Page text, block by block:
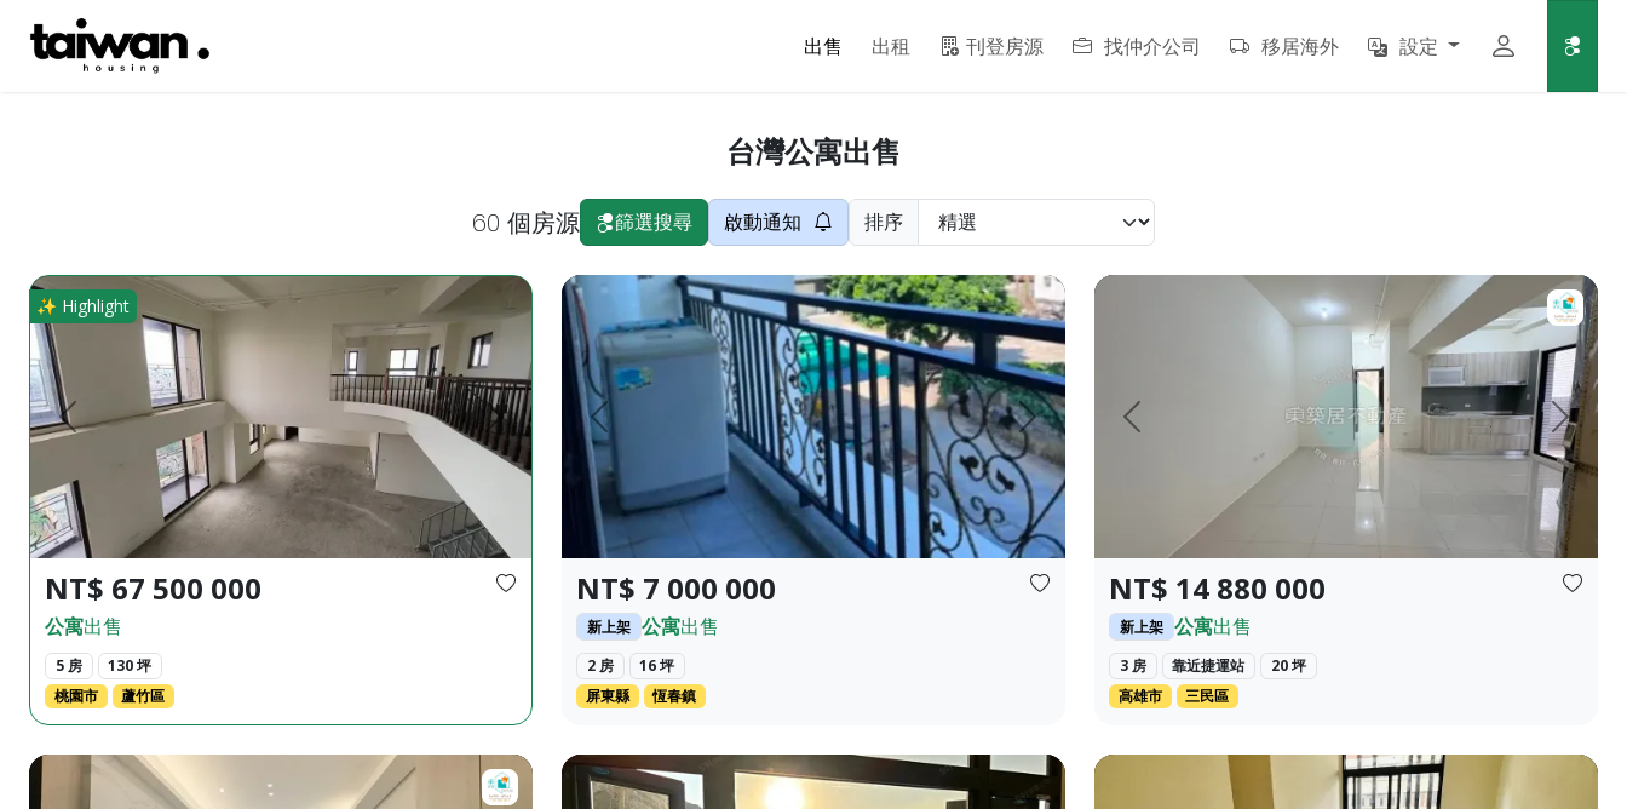
出售 出租 刊登房源 找仲介公司 移居海外 設定
台灣公寓出售
60 個房源 篩選搜尋 啟動通知 排序
✨ Highlight
上一頁 下一頁
NT$ 67 500 000
公寓出售
5 房
130 坪
桃園市
蘆竹區
**大竹商圈稀有大坪數超值物件**私人豪宅/私人會所(19-20層樓中樓) 四面採光,無敵景觀 優質社區,管理...
上一頁 下一頁
NT$ 7 000 000
新上架 公寓出售
2 房
16 坪
屏東縣
恆春鎮
華夏大樓 兩房兩衛一廳一陽台 總共有8樓 8樓是公共設施 有KTV室 健身房 房子在3樓 權狀坪數：約 25.6...
上一頁 下一頁
NT$ 14 880 000
新上架 公寓出售
3 房 靠近捷運站
20 坪
高雄市
三民區
【售】東築居♦️鑫空樹｜三房平車雙面採光｜北高核心商圈🎖️
【售】東築居♦️潤隆真愛2｜最懂你的三房｜平車首選🎖️ ♦️正對3700坪大公園，享有安平港灣特區亮麗海景...🎯物件亮點 售價：398萬 權狀：23.42坪 格局：3房1廳1衛1陽台 地址：基隆市中正區 樓層：4/4樓 ✨...
全新豐原三房 昇降車位（平面） 近廟東 及豐原火車站 出價即